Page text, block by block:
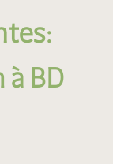
BD